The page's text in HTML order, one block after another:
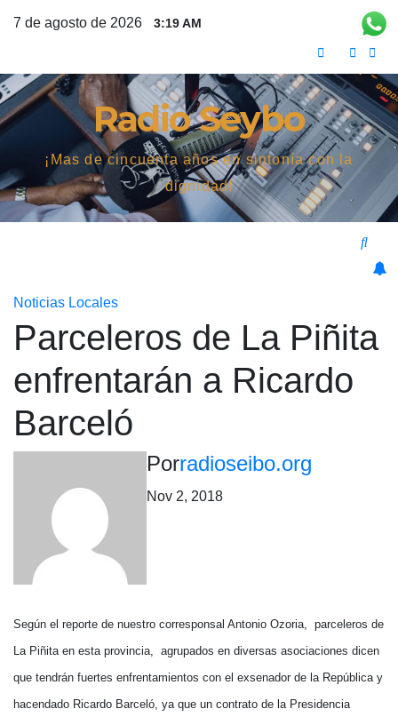
7 de agosto de 2026 3:19 AM
Radio Seybo
¡Mas de cincuenta años en sintonía con la
dignidad!
Noticias Locales
Parceleros de La Piñita
enfrentarán a Ricardo
Barceló
Porradioseibo.org
Nov 2, 2018
Según el reporte de nuestro corresponsal Antonio Ozoria, parceleros de
La Piñita en esta provincia, agrupados en diversas asociaciones dicen
que tendrán fuertes enfrentamientos con el exsenador de la República y
hacendado Ricardo Barceló, ya que un contrato de la Presidencia